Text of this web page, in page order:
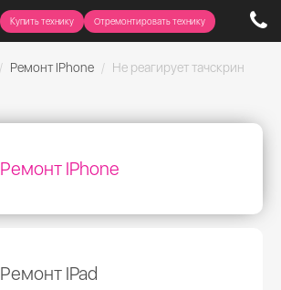
Купить технику Отремонтировать технику
Ремонт IPhone Не реагирует тачскрин
Ремонт IPhone
Ремонт IPad